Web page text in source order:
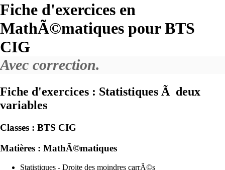
Fiche d'exercices en
MathÃ©matiques pour BTS
CIG
Avec correction.
Fiche d'exercices : Statistiques Ã deux
variables
Classes : BTS CIG
Matières : MathÃ©matiques
Statistiques - Droite des moindres carrÃ©s